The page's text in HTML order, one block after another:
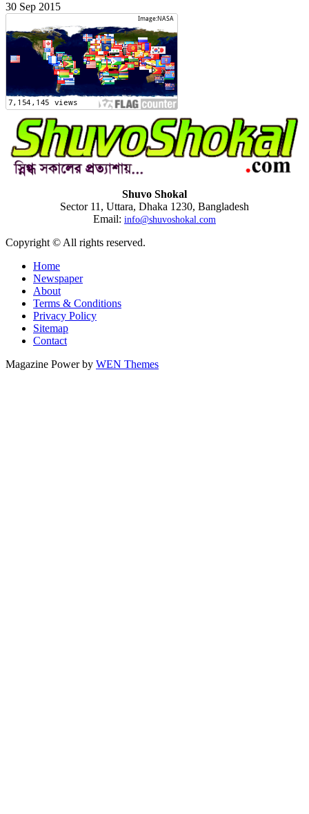
30 Sep 2015
Shuvo Shokal
Sector 11, Uttara, Dhaka 1230, Bangladesh
Email: info@shuvoshokal.com
Copyright © All rights reserved.
Home
Newspaper
About
Terms & Conditions
Privacy Policy
Sitemap
Contact
Magazine Power by WEN Themes